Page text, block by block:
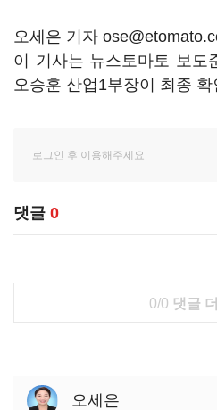
오세은 기자
이 기사는 뉴스토마토 보도
오승훈 산업1부장이 최종 확
댓글 0
0/0 댓글
오세은